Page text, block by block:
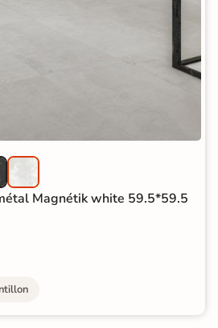
Magnétik white 59.5*59.5